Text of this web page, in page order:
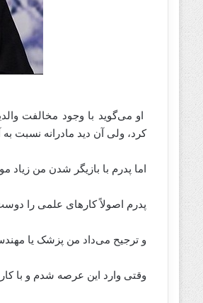
او می‌گوید با وجود مخالفت
کرد، ولی آن دید مادرانه نسبت
اما پدرم با بازیگر شدن من زیاد
پدرم اصولاً کارهای علمی را
و ترجیح می‌داد من پزشک یا
وقتی وارد این عرصه شدم و با